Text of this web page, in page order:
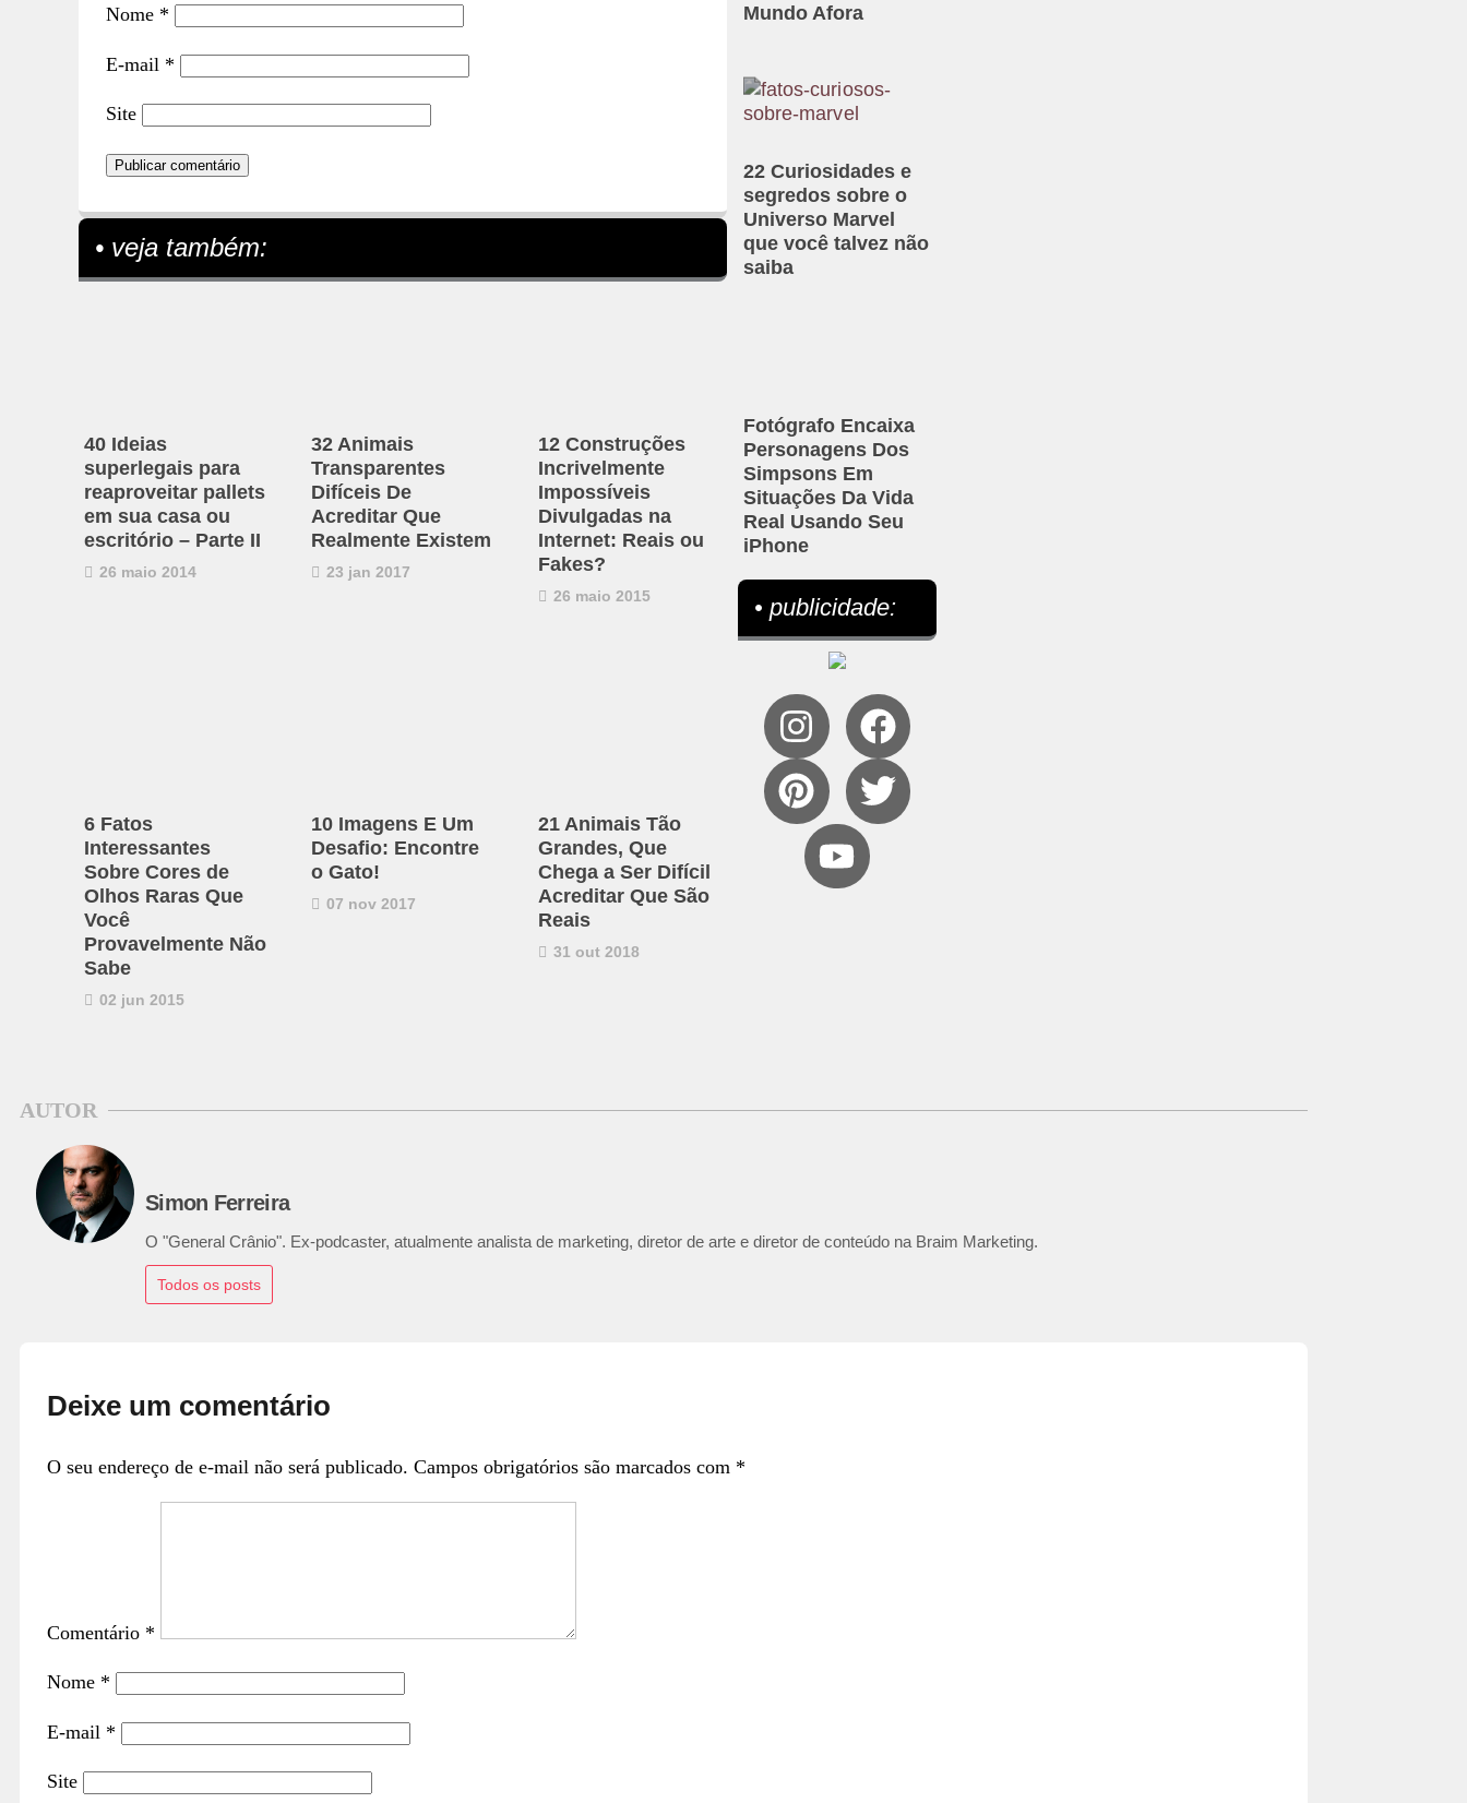
Nome *
E-mail *
Site
• veja também:
40 Ideias
superlegais para
reaproveitar pallets
em sua casa ou
escritório – Parte II
26 maio 2014
32 Animais
Transparentes
Difíceis De
Acreditar Que
Realmente Existem
23 jan 2017
12 Construções
Incrivelmente
Impossíveis
Divulgadas na
Internet: Reais ou
Fakes?
26 maio 2015
6 Fatos
Interessantes
Sobre Cores de
Olhos Raras Que
Você
Provavelmente Não
Sabe
02 jun 2015
10 Imagens E Um
Desafio: Encontre
o Gato!
07 nov 2017
21 Animais Tão
Grandes, Que
Chega a Ser Difícil
Acreditar Que São
Reais
31 out 2018
Mundo Afora
22 Curiosidades e
segredos sobre o
Universo Marvel
que você talvez não
saiba
Fotógrafo Encaixa
Personagens Dos
Simpsons Em
Situações Da Vida
Real Usando Seu
iPhone
• publicidade:
AUTOR
Simon Ferreira
O "General Crânio". Ex-podcaster, atualmente analista de marketing, diretor de arte e diretor de conteúdo na Braim Marketing.
Todos os posts
Deixe um comentário
O seu endereço de e-mail não será publicado. Campos obrigatórios são marcados com *
Comentário *
Nome *
E-mail *
Site